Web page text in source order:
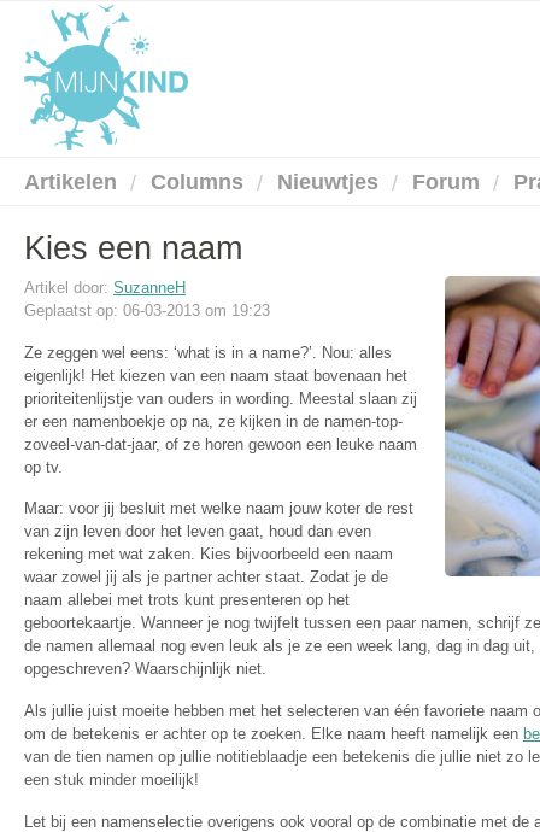
Artikelen Columns Nieuwtjes Forum
Kies een naam
Artikel door: SuzanneH
Geplaatst op: 06-03-2013 om 19:23
Ze zeggen wel eens: ‘what is in a name?’. Nou: alles
eigenlijk! Het kiezen van een naam staat bovenaan het
prioriteitenlijstje van ouders in wording. Meestal slaan zij
er een namenboekje op na, ze kijken in de namen-top-
zoveel-van-dat-jaar, of ze horen gewoon een leuke naam
op tv.
Maar: voor jij besluit met welke naam jouw koter de rest
van zijn leven door het leven gaat, houd dan even
rekening met wat zaken. Kies bijvoorbeeld een naam
waar zowel jij als je partner achter staat. Zodat je de
naam allebei met trots kunt presenteren op het
geboortekaartje. Wanneer je nog twijfelt tussen een paar namen, schrijf
de namen allemaal nog even leuk als je ze een week lang, dag in dag
opgeschreven? Waarschijnlijk niet.
Als jullie juist moeite hebben met het selecteren van één favoriete naam
om de betekenis er achter op te zoeken. Elke naam heeft namelijk een
van de tien namen op jullie notitieblaadje een betekenis die jullie niet zo
een stuk minder moeilijk!
Let bij een namenselectie overigens ook vooral op de combinatie met de